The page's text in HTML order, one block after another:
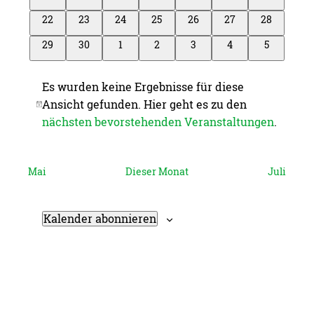
Veranstaltungen
Veranstaltungen
Veranstaltungen
Veranstaltungen
Veranstaltungen
Veranstaltungen
0
Veranstaltungen
22
0
Veranstaltungen
23
0
Veranstaltungen
24
0
Veranstaltungen
25
0
Veranstaltungen
26
0
Veranstaltungen
27
0
28
0
Veranstaltungen
29
0
Veranstaltungen
30
0
Veranstaltungen
1
0
Veranstaltungen
2
0
Veranstaltungen
3
0
Veranstaltungen
4
0
5
Hinweis
Es wurden keine Ergebnisse für diese
Ansicht gefunden. Hier geht es zu den
nächsten bevorstehenden Veranstaltungen.
Mai Dieser Monat Juli
Kalender abonnieren